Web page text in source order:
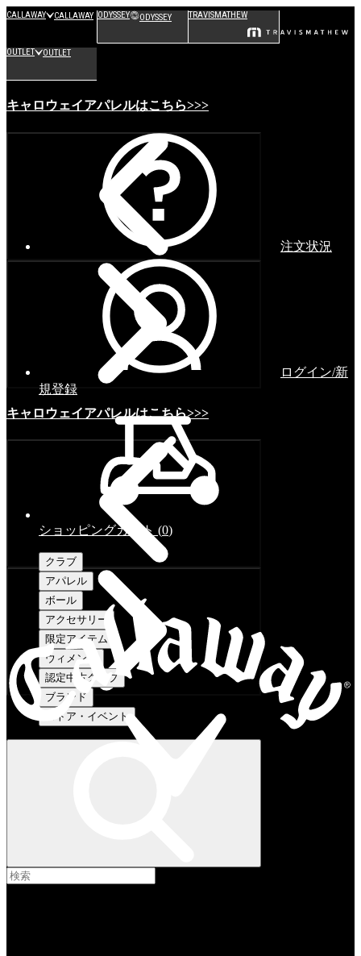
CALLAWAY CALLAWAY ODYSSEY ODYSSEY TRAVISMATHEW
OUTLET OUTLET
キャロウェイアパレルはこちら>>>
キャロウェイアパレルはこちら>>>
注文状況
ログイン/新
規登録
ショッピングカート (0)
クラブ
アパレル
ボール
アクセサリー
限定アイテム
ウィメンズ
認定中古クラブ
ブランド
ストア・イベント